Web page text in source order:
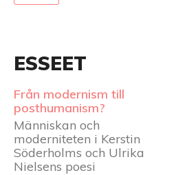
ESSEET
Från modernism till
posthumanism?
Människan och
moderniteten i Kerstin
Söderholms och Ulrika
Nielsens poesi